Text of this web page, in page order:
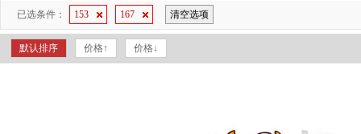
已选条件： 153 167 清空选项
默认排序 价格↑ 价格↓